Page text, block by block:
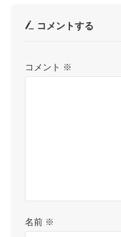
コメントする
コメント ※
名前 ※